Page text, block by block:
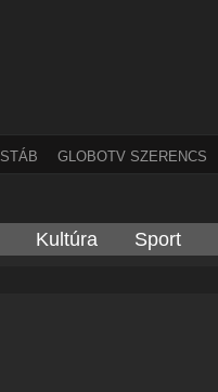
STÁB GLOBOTV SZERENCS
Kultúra Sport